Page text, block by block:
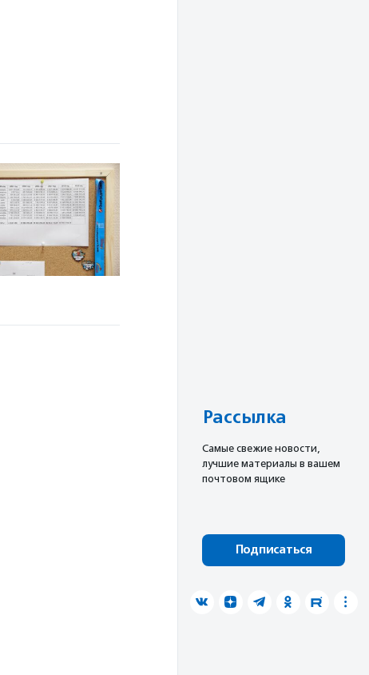
Рассылка
Cамые свежие новости,
лучшие материалы в вашем
почтовом ящике
Подписаться